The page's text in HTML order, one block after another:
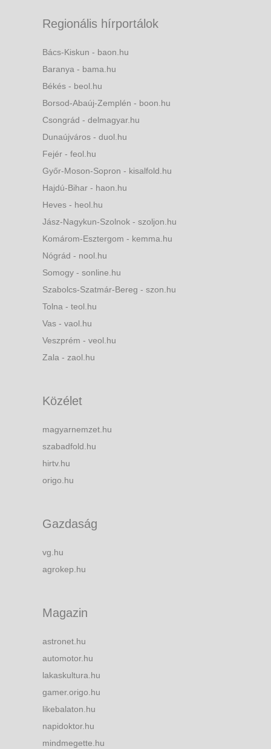
Regionális hírportálok
Bács-Kiskun - baon.hu
Baranya - bama.hu
Békés - beol.hu
Borsod-Abaúj-Zemplén - boon.hu
Csongrád - delmagyar.hu
Dunaújváros - duol.hu
Fejér - feol.hu
Győr-Moson-Sopron - kisalfold.hu
Hajdú-Bihar - haon.hu
Heves - heol.hu
Jász-Nagykun-Szolnok - szoljon.hu
Komárom-Esztergom - kemma.hu
Nógrád - nool.hu
Somogy - sonline.hu
Szabolcs-Szatmár-Bereg - szon.hu
Tolna - teol.hu
Vas - vaol.hu
Veszprém - veol.hu
Zala - zaol.hu
Közélet
magyarnemzet.hu
szabadfold.hu
hirtv.hu
origo.hu
Gazdaság
vg.hu
agrokep.hu
Magazin
astronet.hu
automotor.hu
lakaskultura.hu
gamer.origo.hu
likebalaton.hu
napidoktor.hu
mindmegette.hu